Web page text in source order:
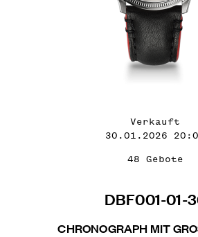
Verkauft
30.01.2026
48 Gebote
DBF001-01-
CHRONOGRAPH MIT